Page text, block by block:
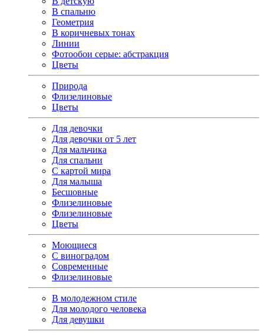
В спальню
Геометрия
В коричневых тонах
Линии
Фотообои серые: абстракция
Цветы
Природа
Флизелиновые
Цветы
Для девочки
Для девочки от 5 лет
Для мальчика
Для спальни
С картой мира
Для малыша
Бесшовные
Флизелиновые
Флизелиновые
Цветы
Моющиеся
С виноградом
Современные
Флизелиновые
В молодежном стиле
Для молодого человека
Для девушки